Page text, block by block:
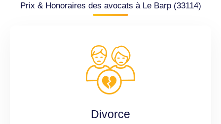
Prix & Honoraires des avocats à Le Barp (33114)
Divorce